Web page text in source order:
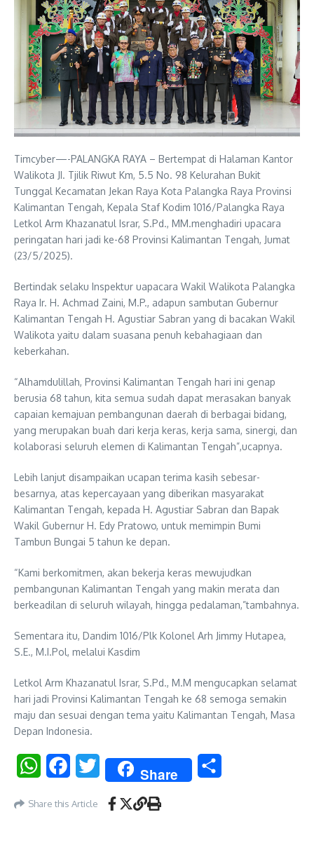
Timcyber—-PALANGKA RAYA – Bertempat di Halaman Kantor
Walikota JI. Tjilik Riwut Km, 5.5 No. 98 Kelurahan Bukit
Tunggal Kecamatan Jekan Raya Kota Palangka Raya Provinsi
Kalimantan Tengah, Kepala Staf Kodim 1016/Palangka Raya
Letkol Arm Khazanatul Israr, S.Pd., MM.menghadiri upacara
peringatan hari jadi ke-68 Provinsi Kalimantan Tengah, Jumat
(23/5/2025).
Bertindak selaku Inspektur uapacara Wakil Walikota Palangka
Raya Ir. H. Achmad Zaini, M.P., adapun sambutan Gubernur
Kalimantan Tengah H. Agustiar Sabran yang di bacakan Wakil
Walikota yaitu dalam suasana penuh kebahagiaan dan
keberkahan.
“Alhamdulillah, Provinsi Kalimantan Tengah hari ini genap
berusia 68 tahun, kita semua sudah dapat merasakan banyak
capaian kemajuan pembangunan daerah di berbagai bidang,
yang merupakan buah dari kerja keras, kerja sama, sinergi, dan
kolaborasi seluruh elemen di Kalimantan Tengah”,ucapnya.
Lebih lanjut disampaikan ucapan terima kasih sebesar-
besarnya, atas kepercayaan yang diberikan masyarakat
Kalimantan Tengah, kepada H. Agustiar Sabran dan Bapak
Wakil Gubernur H. Edy Pratowo, untuk memimpin Bumi
Tambun Bungai 5 tahun ke depan.
“Kami berkomitmen, akan bekerja keras mewujudkan
pembangunan Kalimantan Tengah yang makin merata dan
berkeadilan di seluruh wilayah, hingga pedalaman,”tambahnya.
Sementara itu, Dandim 1016/Plk Kolonel Arh Jimmy Hutapea,
S.E., M.I.Pol, melalui Kasdim
Letkol Arm Khazanatul Israr, S.Pd., M.M mengucapkan selamat
hari jadi Provinsi Kalimantan Tengah ke 68 semoga semakin
maju dan sesuai dengan tema yaitu Kalimantan Tengah, Masa
Depan Indonesia.
WhatsAppFacebookTwitter Share
Share this Article